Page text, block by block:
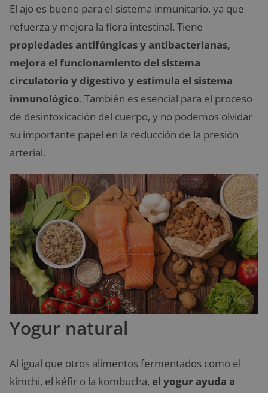
El ajo es bueno para el sistema inmunitario, ya que
refuerza y mejora la flora intestinal. Tiene
propiedades antifúngicas y antibacterianas,
mejora el funcionamiento del sistema
circulatorio y digestivo y estimula el sistema
inmunológico. También es esencial para el proceso
de desintoxicación del cuerpo, y no podemos olvidar
su importante papel en la reducción de la presión
arterial.
Yogur natural
Al igual que otros alimentos fermentados como el
kimchi, el kéfir o la kombucha, el yogur ayuda a